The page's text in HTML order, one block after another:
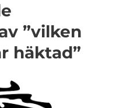
”vilken
häktad”